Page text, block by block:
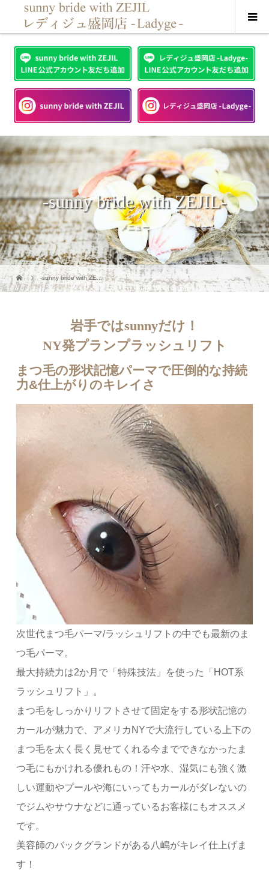
-sunny bride with ZEJIL-
メニュー
-sunny bride with ZE...
岩手ではsunnyだけ！
NY発プランプラッシュリフト
まつ毛の形状記憶パーマで圧倒的な持続
力&仕上がりのキレイさ
次世代まつ毛パーマ/ラッシュリフトの中でも最新のま
つ毛パーマ。
最大持続力は2か月で「特殊技法」を使った「HOT系
ラッシュリフト」。
まつ毛をしっかりリフトさせて固定をする形状記憶の
カールが魅力で、アメリカNYで大流行している上下の
まつ毛を太く長く見せてくれる今までできなかったま
つ毛にもかけれる優れもの！汗や水、湿気にも強く激
しい運動やプールや海にいってもカールがダレないの
でジムやサウナなどに通っているお客様にもオススメ
です。
美容師のバックグランドがある八嶋がキレイ仕上げま
す！